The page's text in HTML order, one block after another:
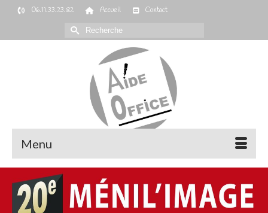
06.11.33.23.82 Accueil
Contact
Rechercher :
Menu